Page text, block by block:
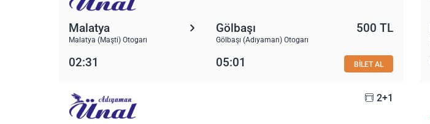
Malatya
Malatya (Maşti) Otogarı
Gölbaşı
Gölbaşı (Adıyaman) Otogarı
500 TL
02:31 05:01 BİLET AL
2+1